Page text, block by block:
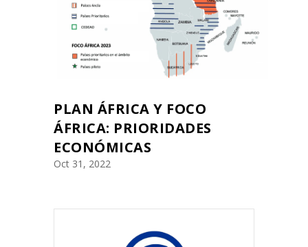
PLAN ÁFRICA Y FOCO
ÁFRICA: PRIORIDADES
ECONÓMICAS
Oct 31, 2022